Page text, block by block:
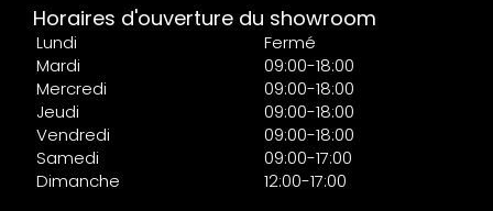
Horaires d'ouverture du showroom
Lundi
Fermé
Mardi
09:00-18:00
Mercredi
09:00-18:00
Jeudi
09:00-18:00
Vendredi
09:00-18:00
Samedi
09:00-17:00
Dimanche
12:00-17:00